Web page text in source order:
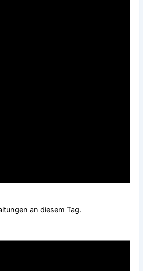
an diesem Tag.